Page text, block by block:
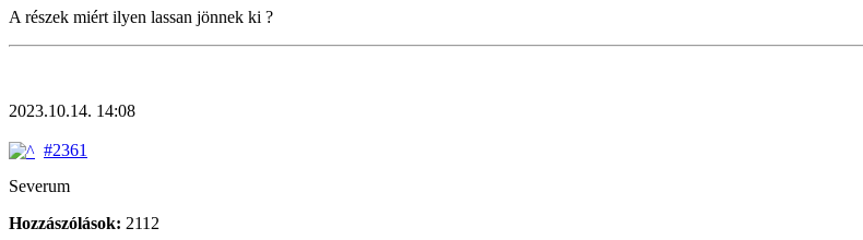
A részek miért ilyen lassan jönnek ki ?
2023.10.14. 14:08
#2361
Severum
Hozzászólások: 2112